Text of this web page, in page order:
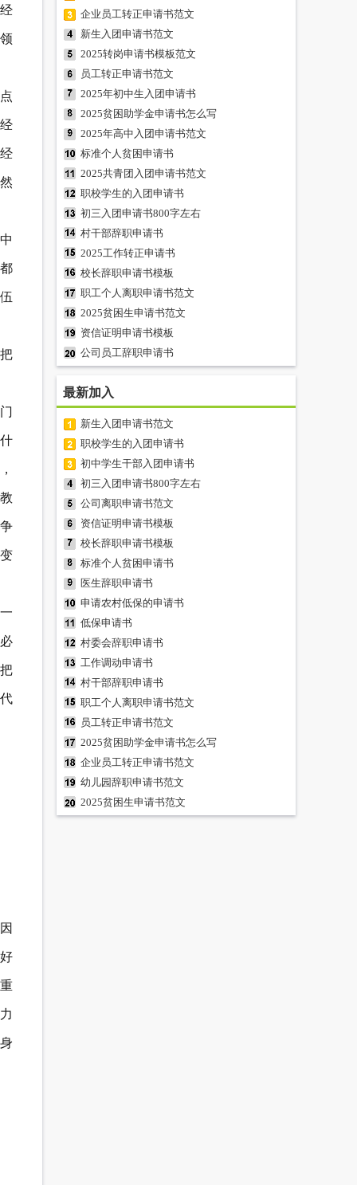
企业员工转正申请书范文
新生入团申请书范文
2025转岗申请书模板范文
员工转正申请书范文
2025年初中生入团申请书
2025贫困助学金申请书怎么写
2025年高中入团申请书范文
标准个人贫困申请书
2025共青团入团申请书范文
职校学生的入团申请书
初三入团申请书800字左右
村干部辞职申请书
2025工作转正申请书
校长辞职申请书模板
职工个人离职申请书范文
2025贫困生申请书范文
资信证明申请书模板
公司员工辞职申请书
最新加入
新生入团申请书范文
职校学生的入团申请书
初中学生干部入团申请书
初三入团申请书800字左右
公司离职申请书范文
资信证明申请书模板
校长辞职申请书模板
标准个人贫困申请书
医生辞职申请书
申请农村低保的申请书
低保申请书
村委会辞职申请书
工作调动申请书
村干部辞职申请书
职工个人离职申请书范文
员工转正申请书范文
2025贫困助学金申请书怎么写
企业员工转正申请书范文
幼儿园辞职申请书范文
2025贫困生申请书范文